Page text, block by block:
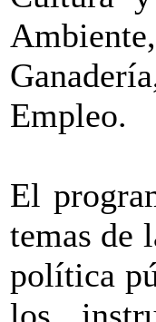
Empleo.
El
temas de
política
los